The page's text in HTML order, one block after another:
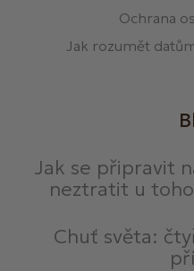
Ochrana
Jak rozumět
Jak se připravit
neztratit u
Chuť světa: